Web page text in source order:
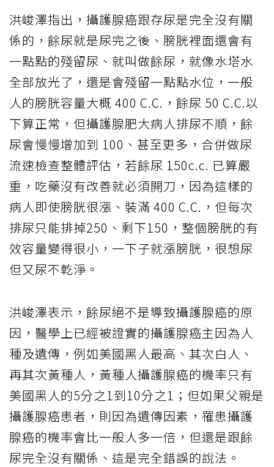
洪峻澤指出，攝護腺癌跟存尿是完全沒有關
係的，餘尿就是尿完之後、膀胱裡面還會有
一點點的殘留尿、就叫做餘尿，就像水塔水
全部放光了，還是會殘留一點點水位，一般
人的膀胱容量大概 400 C.C.，餘尿 50 C.C.以
下算正常，但攝護腺肥大病人排尿不順，餘
尿會慢慢增加到 100、甚至更多，合併做尿
流速檢查整體評估，若餘尿 150c.c. 已算嚴
重，吃藥沒有改善就必須開刀，因為這樣的
病人即使膀胱很漲、裝滿 400 C.C.，但每次
排尿只能排掉250、剩下150，整個膀胱的有
效容量變得很小，一下子就漲膀胱，很想尿
但又尿不乾淨。
洪峻澤表示，餘尿絕不是導致攝護腺癌的原
因，醫學上已經被證實的攝護腺癌主因為人
種及遺傳，例如美國黑人最高、其次白人、
再其次黃種人，黃種人攝護腺癌的機率只有
美國黑人的5分之1到10分之1；但如果父親是
攝護腺癌患者，則因為遺傳因素，罹患攝護
腺癌的機率會比一般人多一倍，但還是跟餘
尿完全沒有關係、這是完全錯誤的說法。